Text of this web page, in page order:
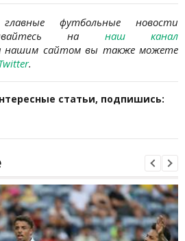
футбольные новости
на наш канал
нашим сайтом вы также можете
.
статьи, подпишись: